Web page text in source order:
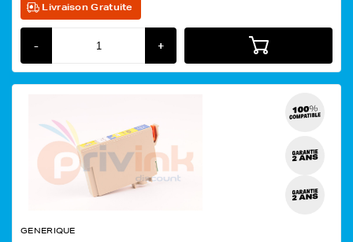
Livraison Gratuite
- +
GENERIQUE